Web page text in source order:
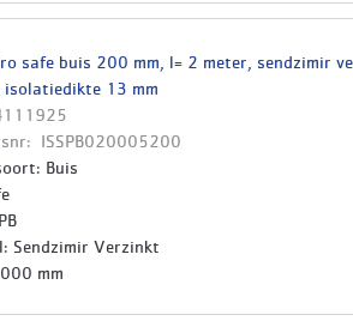
safe buis 200 mm, l= 2 meter, sendzimir
isolatiedikte 13 mm
ISSPB020005200
Buis
Sendzimir Verzinkt
mm